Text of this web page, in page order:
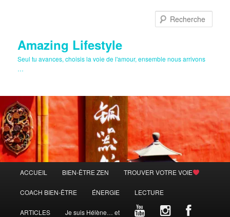
Amazing Lifestyle
Seul tu avances, choisis la voie de l'amour, ensemble nous arrivons
…
principal
ACCUEIL BIEN-ÊTRE ZEN TROUVER VOTRE VOIE
COACH BIEN-ÊTRE ÉNERGIE LECTURE
ARTICLES Je suis Hélène… et